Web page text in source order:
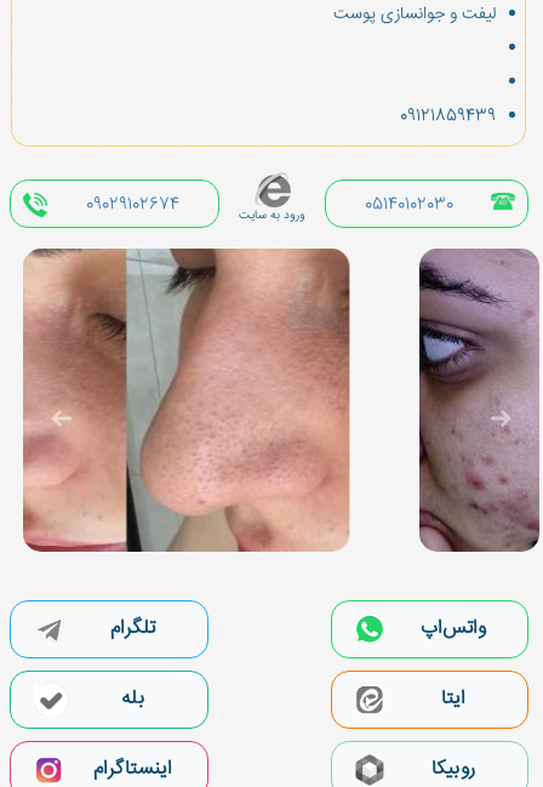
لیفت و جوانسازی پوست
09121859439
09029102674 ورود به سایت 05140102030
تلگرام واتس‌اپ
بله ایتا
اینستاگرام روبیکا